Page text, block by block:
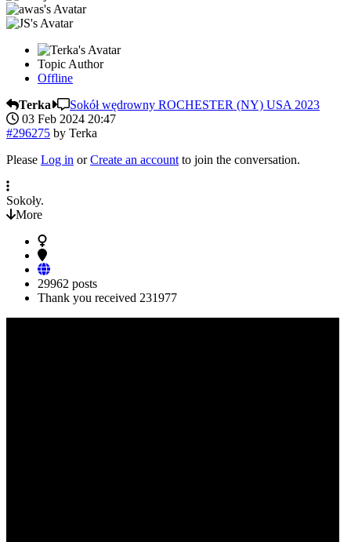
Topic Author
Offline
Terka
Sokół wędrowny ROCHESTER (NY) USA 2023
03 Feb 2024 20:47
#296275 by Terka
Please Log in orCreate an account to join the conversation.
Sokoły.
More
29962 posts
Thank you received 231977